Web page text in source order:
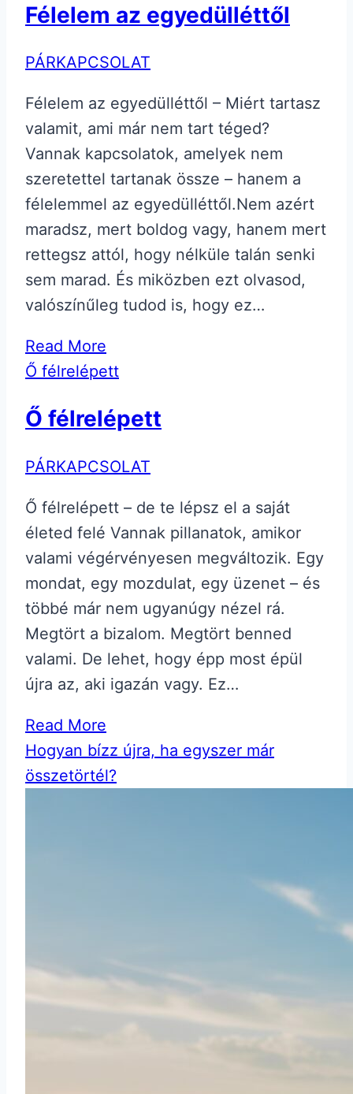
Félelem az egyedülléttől
PÁRKAPCSOLAT
Félelem az egyedülléttől – Miért tartasz
valamit, ami már nem tart téged?
Vannak kapcsolatok, amelyek nem
szeretettel tartanak össze – hanem a
félelemmel az egyedülléttől.Nem azért
maradsz, mert boldog vagy, hanem mert
rettegsz attól, hogy nélküle talán senki
sem marad. És miközben ezt olvasod,
valószínűleg tudod is, hogy ez…
Read More
Ő félrelépett
Ő félrelépett
PÁRKAPCSOLAT
Ő félrelépett – de te lépsz el a saját
életed felé Vannak pillanatok, amikor
valami végérvényesen megváltozik. Egy
mondat, egy mozdulat, egy üzenet – és
többé már nem ugyanúgy nézel rá.
Megtört a bizalom. Megtört benned
valami. De lehet, hogy épp most épül
újra az, aki igazán vagy. Ez…
Read More
Hogyan bízz újra, ha egyszer már
összetörtél?